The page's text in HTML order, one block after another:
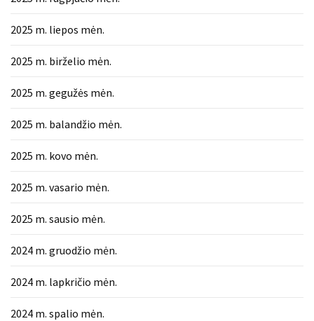
2025 m. liepos mėn.
2025 m. birželio mėn.
2025 m. gegužės mėn.
2025 m. balandžio mėn.
2025 m. kovo mėn.
2025 m. vasario mėn.
2025 m. sausio mėn.
2024 m. gruodžio mėn.
2024 m. lapkričio mėn.
2024 m. spalio mėn.